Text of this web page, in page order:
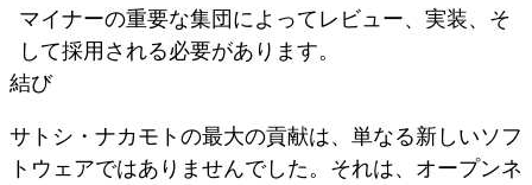
マイナーの重要な集団によってレビュー、実装、そ
して採用される必要があります。
結び
サトシ・ナカモトの最大の貢献は、単なる新しいソフ
トウェアではありませんでした。それは、オープンネ